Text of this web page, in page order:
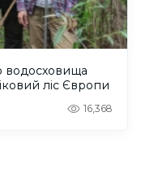
водосховища
ліс Європи
16,368